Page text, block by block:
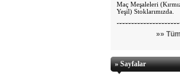
Maç Meşaleleri
Yeşil) Stoklarımızda.
»»
» Sayfalar